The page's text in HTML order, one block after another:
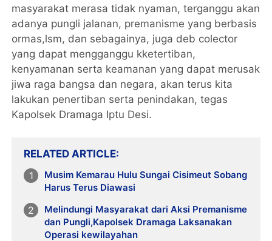
masyarakat merasa tidak nyaman, terganggu akan
adanya pungli jalanan, premanisme yang berbasis
ormas,lsm, dan sebagainya, juga deb colector
yang dapat mengganggu kketertiban,
kenyamanan serta keamanan yang dapat merusak
jiwa raga bangsa dan negara, akan terus kita
lakukan penertiban serta penindakan, tegas
Kapolsek Dramaga Iptu Desi.
RELATED ARTICLE
Musim Kemarau Hulu Sungai Cisimeut Sobang
Harus Terus Diawasi
Melindungi Masyarakat dari Aksi Premanisme
dan Pungli,Kapolsek Dramaga Laksanakan
Operasi kewilayahan